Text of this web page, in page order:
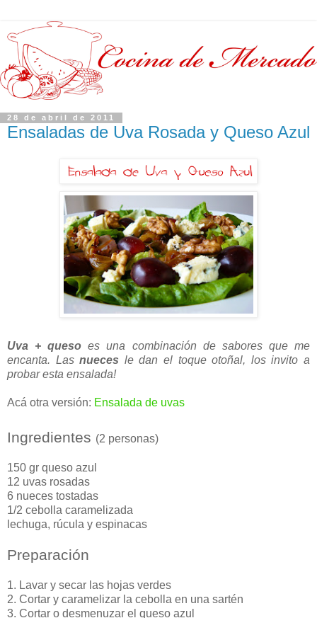
28 de abril de 2011
Ensaladas de Uva Rosada y Queso Azul
Uva + queso es una combinación de sabores que me
encanta. Lasnueces le dan el toque otoñal, los invito a
probar esta ensalada!
Acá otra versión: Ensalada de uvas
Ingredientes (2 personas)
150 gr queso azul
12 uvas rosadas
6 nueces tostadas
1/2 cebolla caramelizada
lechuga, rúcula y espinacas
Preparación
1. Lavar y secar las hojas verdes
2. Cortar y caramelizar la cebolla en una sartén
3. Cortar o desmenuzar el queso azul